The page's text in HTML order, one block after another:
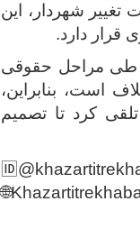
تغییر شهردار، این
قرار دارد.
طی مراحل حقوقی
است، بنابراین،
کرد تا تصمیم